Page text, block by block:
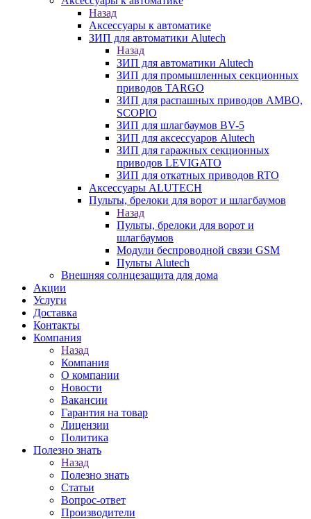
Назад
Аксессуары к автоматике
ЗИП для автоматики Alutech
Назад
ЗИП для автоматики Alutech
ЗИП для промышленных секционных
приводов TARGO
ЗИП для распашных приводов AMBO,
SCOPIO
ЗИП для шлагбаумов BV-5
ЗИП для аксессуаров Alutech
ЗИП для гаражных секционных
приводов LEVIGATO
ЗИП для откатных приводов RTO
Аксессуары ALUTECH
Пульты, брелоки для ворот и шлагбаумов
Назад
Пульты, брелоки для ворот и
шлагбаумов
Модули беспроводной связи GSM
Пульты Alutech
Внешняя солнцезащита для дома
Акции
Услуги
Доставка
Контакты
Компания
Назад
Компания
О компании
Новости
Вакансии
Гарантия на товар
Лицензии
Политика
Полезно знать
Назад
Полезно знать
Статьи
Вопрос-ответ
Производители